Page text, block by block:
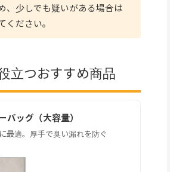
、少しでも疑いがある場合は
ください。
立つおすすめ商品
バッグ（大容量）
最適。厚手で臭い漏れを防ぐ